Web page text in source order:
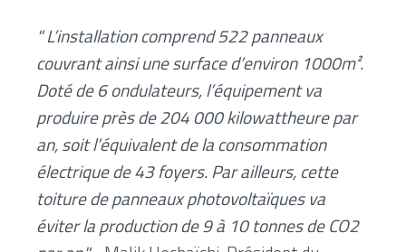
" L’installation comprend 522 panneaux
couvrant ainsi une surface d’environ 1000m².
Doté de 6 ondulateurs, l’équipement va
produire près de 204 000 kilowattheure par
an, soit l’équivalent de la consommation
électrique de 43 foyers. Par ailleurs, cette
toiture de panneaux photovoltaïques va
éviter la production de 9 à 10 tonnes de CO2